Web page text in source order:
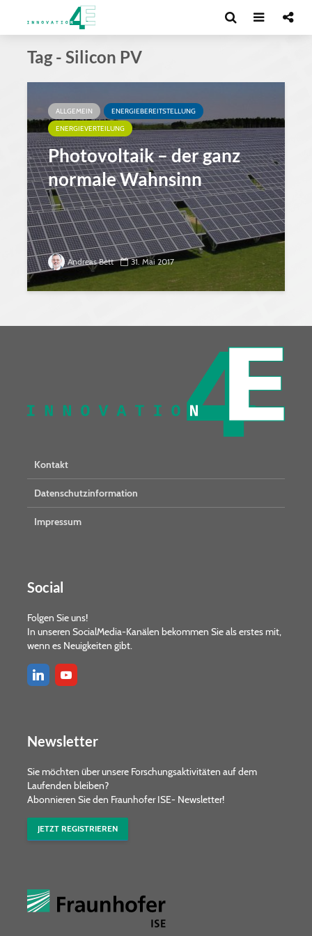
Tag - Silicon PV
ALLGEMEIN
ENERGIEBEREITSTELLUNG
ENERGIEVERTEILUNG
Photovoltaik – der ganz
normale Wahnsinn
Andreas Bett 31. Mai 2017
Kontakt
Datenschutzinformation
Impressum
Social
Folgen Sie uns!
In unseren SocialMedia-Kanälen bekommen Sie als erstes mit,
wenn es Neuigkeiten gibt.
Newsletter
Sie möchten über unsere Forschungs­aktivitäten auf dem
Laufenden bleiben?
Abonnieren Sie den Fraunhofer ISE- Newsletter!
JETZT REGISTRIEREN